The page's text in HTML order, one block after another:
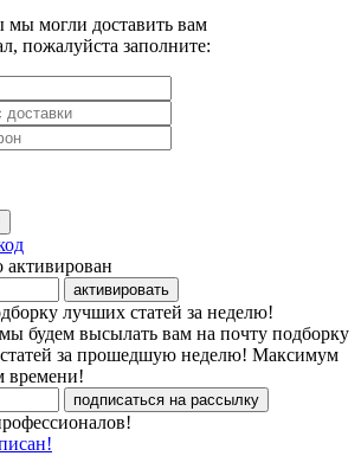
мы могли доставить вам
пожалуйста заполните:
активировать
лучших статей за неделю!
будем высылать вам на почту подборку
за прошедшую неделю! Максимум
времени!
подписаться на рассылку